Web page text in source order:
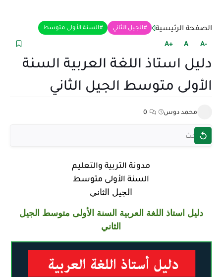
الصفحة الرئيسية الجيل الثاني السنة الأولى متوسط
+A A -A
دليل استاذ اللغة العربية السنة
الأولى متوسط الجيل الثاني
محمد دوس 0
مدونة التربية والتعليم
السنة الأولى متوسط
الجيل الثاني
دليل استاذ اللغة العربية السنة الأولى متوسط الجيل
الثاني